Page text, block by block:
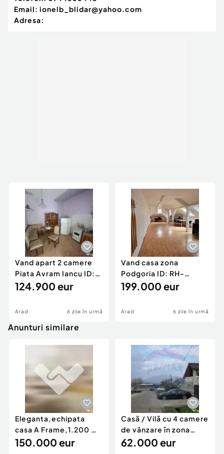
Email: ionelb_blidar@yahoo.com
Adresa:
Vand apart 2 camere
Piata Avram Iancu ID:
RH-45526-property
124.900 eur
Arad 6 zile în urmă
Vand casa zona
Podgoria ID: RH-
45502-property
199.000 eur
Arad 6 zile în urmă
Anunturi similare
Eleganta,echipata
casa A Frame,1.200 mp
teren,deschidere Pia
150.000 eur
Casă / Vilă cu 4 camere
de vânzare în zona
Periferie
62.000 eur